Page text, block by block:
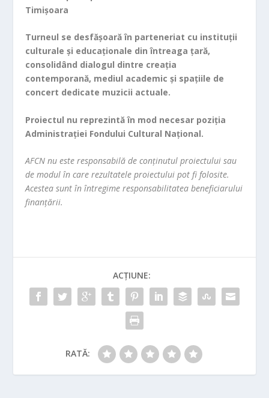
Timișoara
Turneul se desfășoară în parteneriat cu instituții
culturale și educaționale din întreaga țară,
consolidând dialogul dintre creația
contemporană, mediul academic și spațiile de
concert dedicate muzicii actuale.
Proiectul nu reprezintă în mod necesar poziţia
Administrației Fondului Cultural Național.
AFCN nu este responsabilă de conținutul proiectului sau
de modul în care rezultatele proiectului pot fi folosite.
Acestea sunt în întregime responsabilitatea beneficiarului
finanțării.
ACȚIUNE:
RATĂ: